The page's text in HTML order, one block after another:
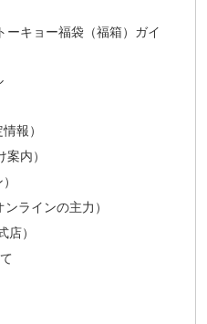
ーキョー福袋（福箱）ガイ
報）
内）
ラインの主力）
）